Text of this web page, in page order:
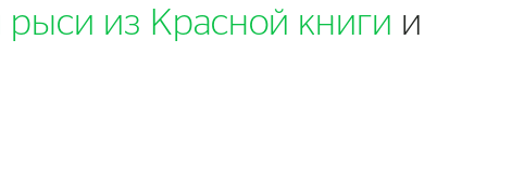
из Красной книги и